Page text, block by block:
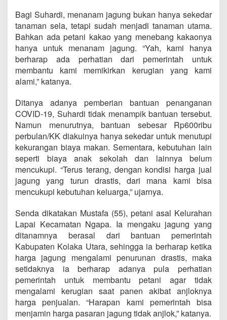
Bagi Suhardi, menanam jagung bukan hanya sekedar
tanaman sela, tetapi sudah menjadi tanaman utama.
Bahkan ada petani kakao yang menebang kakaonya
hanya untuk menanam jagung. “Yah, kami hanya
berharap ada perhatian dari pemerintah untuk
membantu kami memikirkan kerugian yang kami
alami,” katanya.
Ditanya adanya pemberian bantuan penanganan
COVID-19, Suhardi tidak menampik bantuan tersebut.
Namun menurutnya, bantuan sebesar Rp600ribu
perbulan/KK diakuinya hanya sekedar untuk menutupi
kekurangan biaya makan. Sementara, kebutuhan lain
seperti biaya anak sekolah dan lainnya belum
mencukupi. “Terus terang, dengan kondisi harga jual
jagung yang turun drastis, dari mana kami bisa
mencukupi kebutuhan keluarga,” ujarnya.
Senda dikatakan Mustafa (55), petani asal Kelurahan
Lapai Kecamatan Ngapa. Ia mengaku jagung yang
ditanamnya berasal dari bantuan pemerintah
Kabupaten Kolaka Utara, sehingga ia berharap ketika
harga jagung mengalami penurunan drastis, maka
setidaknya ia berharap adanya pula perhatian
pemerintah untuk membantu petani agar tidak
mengalami kerugian saat panen akibat anjloknya
harga penjualan. “Harapan kami pemerintah bisa
menjamin harga pasaran jagung tidak anjlok,” katanya.